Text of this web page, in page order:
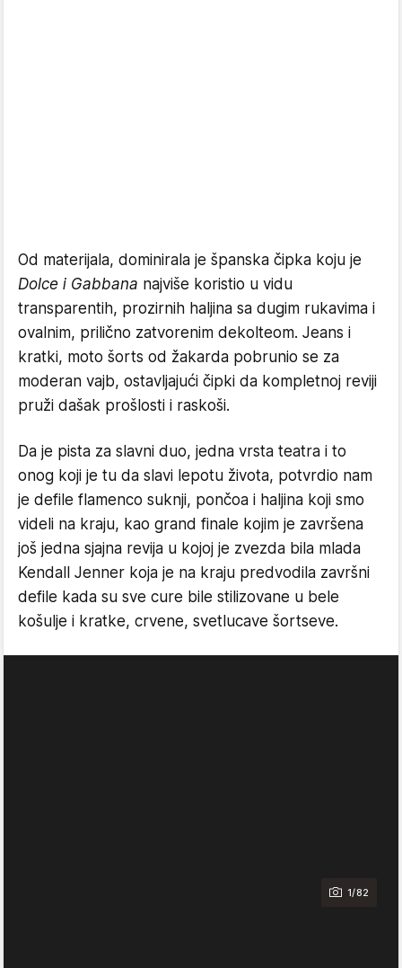
Od materijala, dominirala je španska čipka koju je
Dolce i Gabbana najviše koristio u vidu
transparentih, prozirnih haljina sa dugim rukavima i
ovalnim, prilično zatvorenim dekolteom. Jeans i
kratki, moto šorts od žakarda pobrunio se za
moderan vajb, ostavljajući čipki da kompletnoj reviji
pruži dašak prošlosti i raskoši.
Da je pista za slavni duo, jedna vrsta teatra i to
onog koji je tu da slavi lepotu života, potvrdio nam
je defile flamenco suknji, pončoa i haljina koji smo
videli na kraju, kao grand finale kojim je završena
još jedna sjajna revija u kojoj je zvezda bila mlada
Kendall Jenner koja je na kraju predvodila završni
defile kada su sve cure bile stilizovane u bele
košulje i kratke, crvene, svetlucave šortseve.
1/82